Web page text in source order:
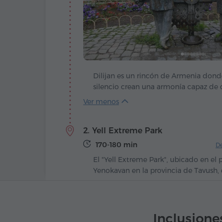
Dilijan es un rincón de Armenia
silencio crean una armonía capaz de
viajero. Oculta entre bosques
arroyos de montaña. Las perlas
son dos hermosas vistas escondidas
inspirado numerosos cuentos
tranquila de los animales salvajes.
2. Yell Extreme Park
170-180 min
El "Yell Extreme Park", ubicado en el
Yenokavan en la provincia de
en medio de paisajes